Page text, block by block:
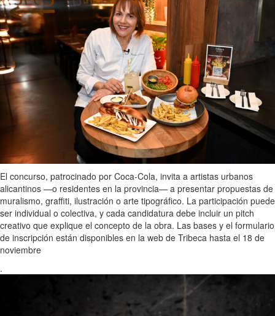
El concurso, patrocinado por Coca-Cola, invita a artistas urbanos
alicantinos —o residentes en la provincia— a presentar propuestas de
muralismo, graffiti, ilustración o arte tipográfico. La participación puede
ser individual o colectiva, y cada candidatura debe incluir un pitch
creativo que explique el concepto de la obra. Las bases y el formulario
de inscripción están disponibles en la web de Tribeca hasta el 18 de
noviembre
.